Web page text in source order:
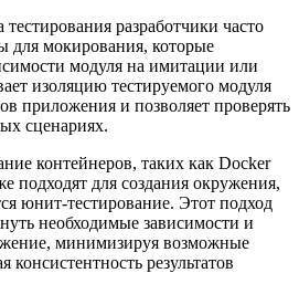
разработчики часто
для мокирования, которые
модуля на имитации или
изоляцию тестируемого модуля
приложения и позволяет проверять
сценариях.
контейнеров, таких как Docker
подходят для создания окружения,
юнит-тестирование. Этот подход
необходимые зависимости и
минимизируя возможные
результатов